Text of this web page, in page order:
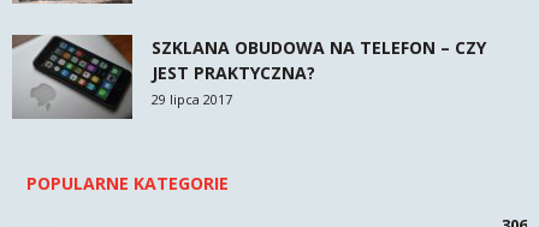
SZKLANA OBUDOWA NA TELEFON – CZY
JEST PRAKTYCZNA?
29 lipca 2017
POPULARNE KATEGORIE